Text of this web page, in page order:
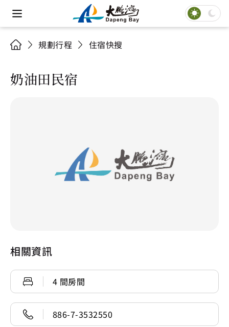
規劃行程 住宿快搜
奶油田民宿
相關資訊
4 間房間
886-7-3532550